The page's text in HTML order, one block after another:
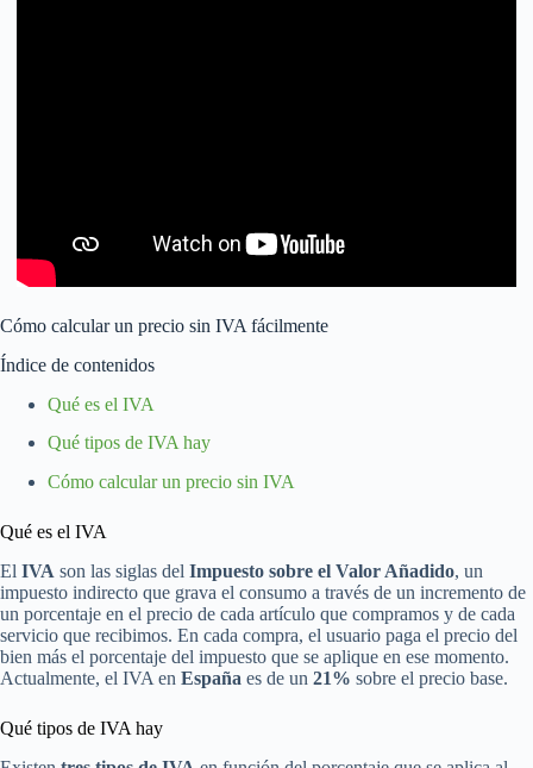
Cómo calcular un precio sin IVA fácilmente
Índice de contenidos
Qué es el IVA
Qué tipos de IVA hay
Cómo calcular un precio sin IVA
Qué es el IVA
El IVA son las siglas del Impuesto sobre el Valor Añadido, un
impuesto indirecto que grava el consumo a través de un incremento de
un porcentaje en el precio de cada artículo que compramos y de cada
servicio que recibimos. En cada compra, el usuario paga el precio del
bien más el porcentaje del impuesto que se aplique en ese momento.
Actualmente, el IVA en España es de un 21% sobre el precio base.
Qué tipos de IVA hay